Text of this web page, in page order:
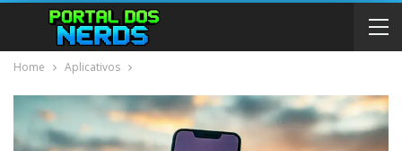
Home Aplicativos